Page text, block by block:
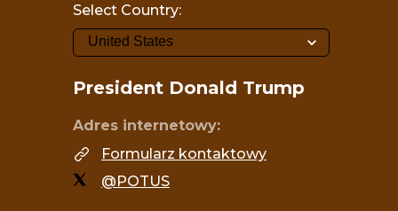
Select Country:
President Donald Trump
Adres internetowy:
Formularz kontaktowy
@POTUS